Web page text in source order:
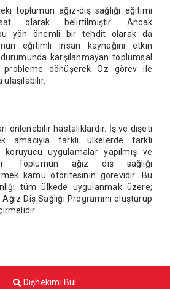
toplumun ağız-diş sağlığı eğitimi
olarak belirtilmiştir. Ancak
yön önemli bir tehdit olarak da
eğitimli insan kaynağını etkin
karşılanmayan toplumsal
dönüşerek Öz görev ile
önlenebilir hastalıklardır. İş ve dişeti
amacıyla farklı ülkelerde farklı
uygulamalar yapılmış ve
Toplumun ağız diş sağlığı
kamu otoritesinin görevidir. Bu
tüm ülkede uygulanmak üzere;
Diş Sağlığı Programını oluşturup
Dişhekimi Bul